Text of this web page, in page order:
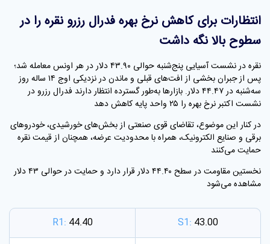
انتظارات برای کاهش نرخ بهره فدرال رزرو نقره را در
سطوح بالا نگه داشت
نقره در نشست آسیایی پنج‌شنبه حوالی ۴۳.۹۰ دلار در هر اونس معامله شد؛
پس از جبران بخشی از افت‌های قبلی و ماندن در نزدیکی اوج ۱۴ ساله روز
سه‌شنبه در ۴۴.۴۷ دلار. بازارها به‌طور گسترده انتظار دارند فدرال رزرو در
نشست اکتبر نرخ بهره را ۲۵ واحد پایه کاهش دهد
در کنار این موضوع، تقاضای قوی صنعتی از بخش‌های خورشیدی، خودروهای
برقی و صنایع الکترونیک، همراه با محدودیت عرضه، همچنان از قیمت نقره
حمایت می‌کنند
نخستین مقاومت در سطح ۴۴.۴۰ دلار قرار دارد و حمایت در حوالی ۴۳ دلار
مشاهده می‌شود
R1: 44.40 S1: 43.00